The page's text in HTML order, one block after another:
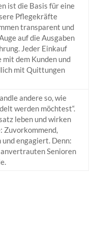
ist die Basis für eine
Pflegekräfte
transparent und
auf die Ausgaben
Jeder Einkauf
dem Kunden und
mit Quittungen
andere so, wie
werden möchtest“.
leben und wirken
Zuvorkommend,
engagiert. Denn:
Senioren